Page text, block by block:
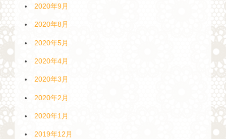
2020年9月
2020年8月
2020年5月
2020年4月
2020年3月
2020年2月
2020年1月
2019年12月